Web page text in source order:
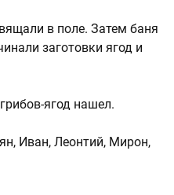
в поле. Затем баня
заготовки ягод и
ягод нашел.
Иван, Леонтий, Мирон,